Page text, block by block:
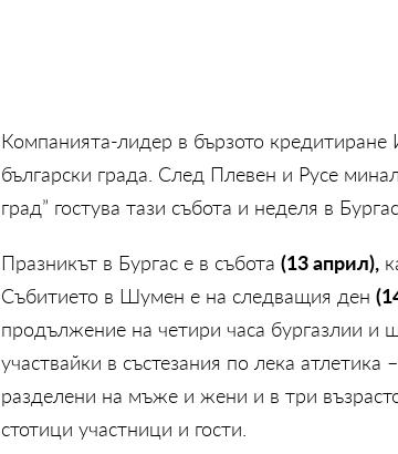
Компанията-лидер в бързото
български града. След Плевен и Русе
град” гостува тази събота и неделя в
Празникът в Бургас е в събота (13 април),
Събитието в Шумен е на следващия ден
продължение на четири часа бургазлии и
участвайки в състезания по лека
разделени на мъже и жени и в три
стотици участници и гости.